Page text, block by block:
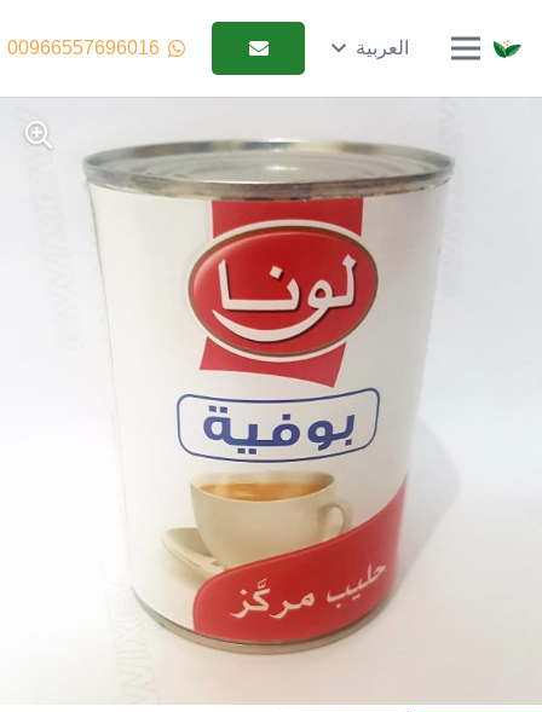
العربية 00966557696016